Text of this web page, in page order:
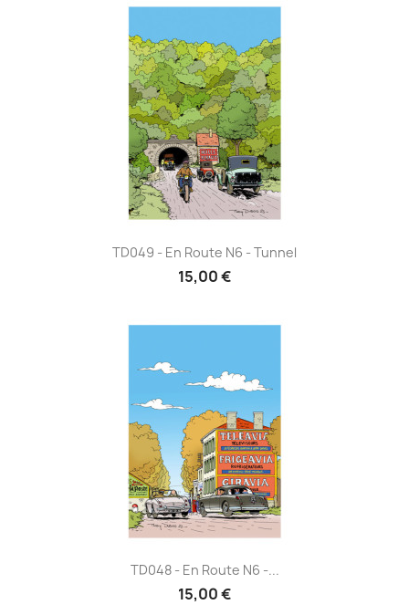
TD049 - En Route N6 - Tunnel
15,00 €
TD048 - En Route N6 -...
15,00 €